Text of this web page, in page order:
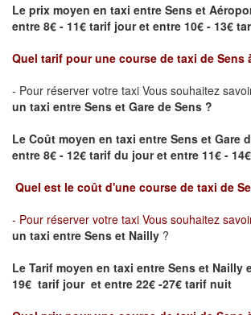
Le prix moyen en taxi entre Sens et
entre 8€ - 11€ tarif jour et entre 10€ - 13€
Quel tarif pour une course de taxi de Sens
- Pour réserver votre taxi Vous souhaitez
un taxi entre Sens et Gare de Sens ?
Le Coût moyen en taxi entre Sens et Gare
entre 8€ - 12€ tarif du jour et entre 11€ -
Quel est le coût d'une course de taxi de
- Pour réserver votre taxi Vous souhaitez
un taxi entre Sens et Nailly ?
Le Tarif moyen en taxi entre Sens et Nailly
19€ tarif jour et entre 22€ -27€ tarif nuit